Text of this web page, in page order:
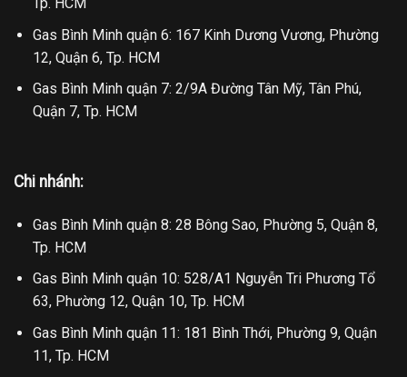
Gas Bình Minh quận 6: 167 Kinh Dương Vương, Phường
12, Quận 6, Tp. HCM
Gas Bình Minh quận 7: 2/9A Đường Tân Mỹ, Tân Phú,
Quận 7, Tp. HCM
Chi nhánh:
Gas Bình Minh quận 8: 28 Bông Sao, Phường 5, Quận 8,
Tp. HCM
Gas Bình Minh quận 10: 528/A1 Nguyễn Tri Phương Tổ
63, Phường 12, Quận 10, Tp. HCM
Gas Bình Minh quận 11: 181 Bình Thới, Phường 9, Quận
11, Tp. HCM